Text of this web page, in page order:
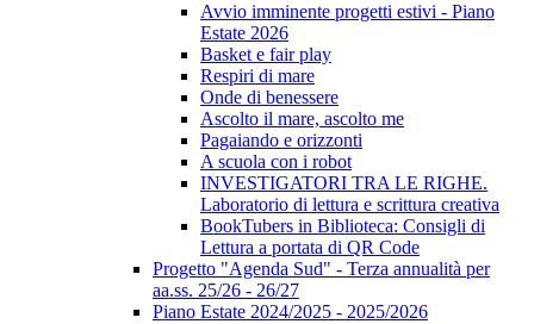
Avvio imminente progetti estivi - Piano
Estate 2026
Basket e fair play
Respiri di mare
Onde di benessere
Ascolto il mare, ascolto me
Pagaiando e orizzonti
A scuola con i robot
INVESTIGATORI TRA LE RIGHE.
Laboratorio di lettura e scrittura creativa
BookTubers in Biblioteca: Consigli di
Lettura a portata di QR Code
Progetto "Agenda Sud" - Terza annualità per
aa.ss. 25/26 - 26/27
Piano Estate 2024/2025 - 2025/2026